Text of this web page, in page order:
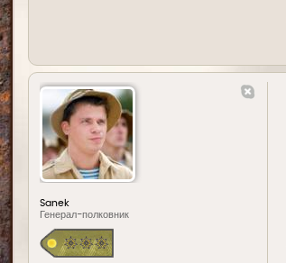
Sanek
Генерал-полковник